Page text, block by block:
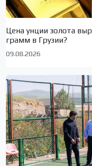
Цена унции золота
грамм в Грузии?
09.08.2026